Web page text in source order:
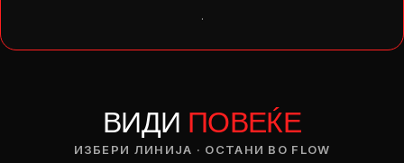
.
ВИДИ ПОВЕЌЕ
ИЗБЕРИ ЛИНИЈА · ОСТАНИ ВО FLOW